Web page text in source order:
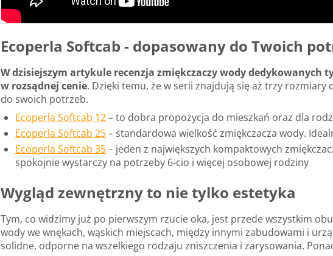
Ecoperla Softcab - dopasowany do Twoich
W dzisiejszym artykule recenzja zmiękczaczy wody
w rozsądnej cenie. Dzięki temu, że w serii znajdują się aż trzy rozmiary
do swoich potrzeb.
Ecoperla Softcab 12– to dobra propozycja do mieszkań oraz dla
Ecoperla Softcab 25– standardowa wielkość zmiękczacza wody.
Ecoperla Softcab 35– jeden z największych kompaktowych
spokojnie wystarczy na potrzeby 6-cio i więcej osobowej rodziny
Wygląd zewnętrzny to nie tylko estetyka
Tym, co widzimy już po pierwszym rzucie oka, jest przede wszystkim
wody we wnękach, wąskich miejscach, między innymi zabudowami i
solidne, odporne na wszelkiego rodzaju zniszczenia i zarysowania.